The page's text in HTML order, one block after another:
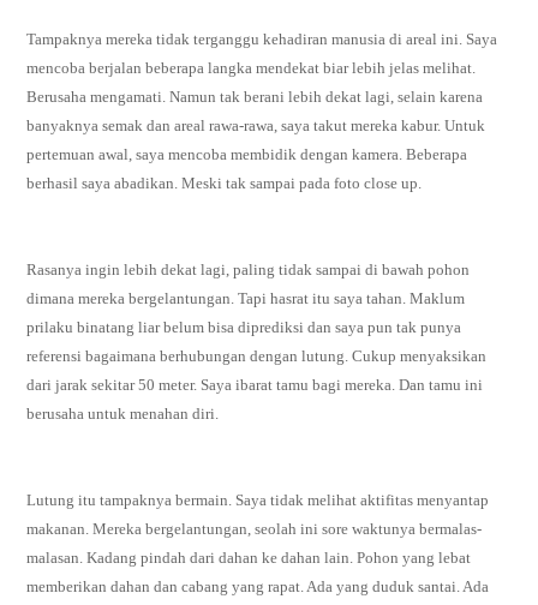
Tampaknya mereka tidak terganggu kehadiran manusia di areal ini. Saya
mencoba berjalan beberapa langka mendekat biar lebih jelas melihat.
Berusaha mengamati. Namun tak berani lebih dekat lagi, selain karena
banyaknya semak dan areal rawa-rawa, saya takut mereka kabur. Untuk
pertemuan awal, saya mencoba membidik dengan kamera. Beberapa
berhasil saya abadikan. Meski tak sampai pada foto close up.
Rasanya ingin lebih dekat lagi, paling tidak sampai di bawah pohon
dimana mereka bergelantungan. Tapi hasrat itu saya tahan. Maklum
prilaku binatang liar belum bisa diprediksi dan saya pun tak punya
referensi bagaimana berhubungan dengan lutung. Cukup menyaksikan
dari jarak sekitar 50 meter. Saya ibarat tamu bagi mereka. Dan tamu ini
berusaha untuk menahan diri.
Lutung itu tampaknya bermain. Saya tidak melihat aktifitas menyantap
makanan. Mereka bergelantungan, seolah ini sore waktunya bermalas-
malasan. Kadang pindah dari dahan ke dahan lain. Pohon yang lebat
memberikan dahan dan cabang yang rapat. Ada yang duduk santai. Ada